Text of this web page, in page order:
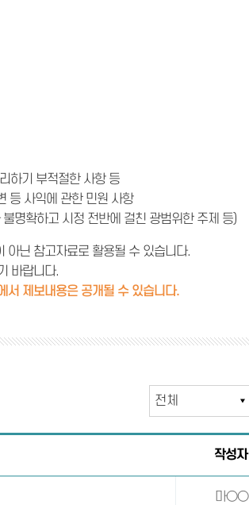
하기 부적절한 사항 등
등 사익에 관한 민원 사항
명확하고 시정 전반에 걸친 광범위한 주제 등)
닌 참고자료로 활용될 수 있습니다.
바랍니다.
제보내용은 공개될 수 있습니다.
작성자
마○○